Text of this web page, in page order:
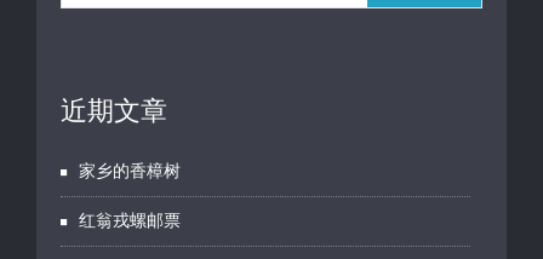
近期文章
家乡的香樟树
红翁戎螺邮票